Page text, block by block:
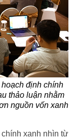
định chính
thảo luận nhằm
nguồn vốn xanh
chính xanh nhìn từ